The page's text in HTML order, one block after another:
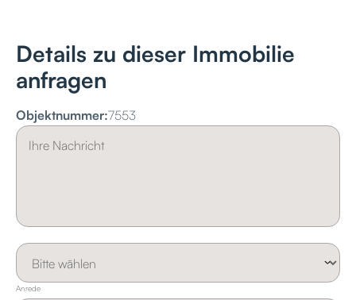
Details zu dieser Immobilie
anfragen
Objektnummer:7553
Anrede